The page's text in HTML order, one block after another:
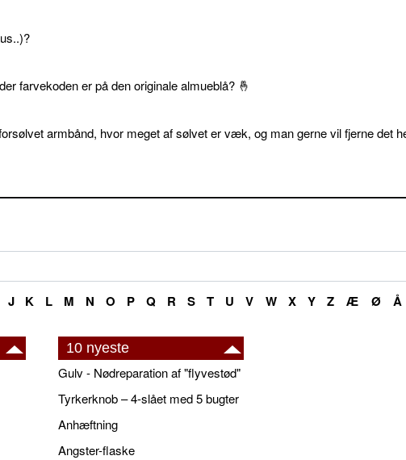
farvekoden er på den originale almueblå? 🤞
armbånd, hvor meget af sølvet er væk, og man gerne vil fjerne det
J K L M N O P Q R S T U V W X Y Z Æ Ø Å
10 nyeste
Gulv - Nødreparation af "flyvestød"
Tyrkerknob – 4-slået med 5 bugter
Anhæftning
Angster-flaske